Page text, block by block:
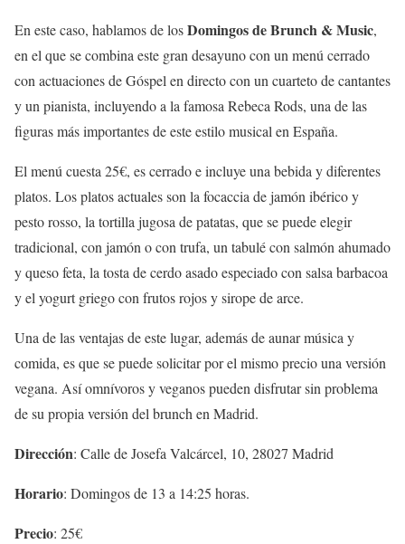
En este caso, hablamos de losDomingos de Brunch & Music,
en el que se combina este gran desayuno con un menú cerrado
con actuaciones de Góspel en directo con un cuarteto de cantantes
y un pianista, incluyendo a la famosa Rebeca Rods, una de las
figuras más importantes de este estilo musical en España.
El menú cuesta 25€, es cerrado e incluye una bebida y diferentes
platos. Los platos actuales son la focaccia de jamón ibérico y
pesto rosso, la tortilla jugosa de patatas, que se puede elegir
tradicional, con jamón o con trufa, un tabulé con salmón ahumado
y queso feta, la tosta de cerdo asado especiado con salsa barbacoa
y el yogurt griego con frutos rojos y sirope de arce.
Una de las ventajas de este lugar, además de aunar música y
comida, es que se puede solicitar por el mismo precio una versión
vegana. Así omnívoros y veganos pueden disfrutar sin problema
de su propia versión del brunch en Madrid.
Dirección: Calle de Josefa Valcárcel, 10, 28027 Madrid
Horario: Domingos de 13 a 14:25 horas.
Precio: 25€